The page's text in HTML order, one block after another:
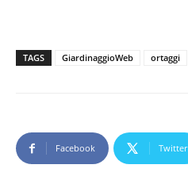
TAGS GiardinaggioWeb ortaggi
Facebook Twitter